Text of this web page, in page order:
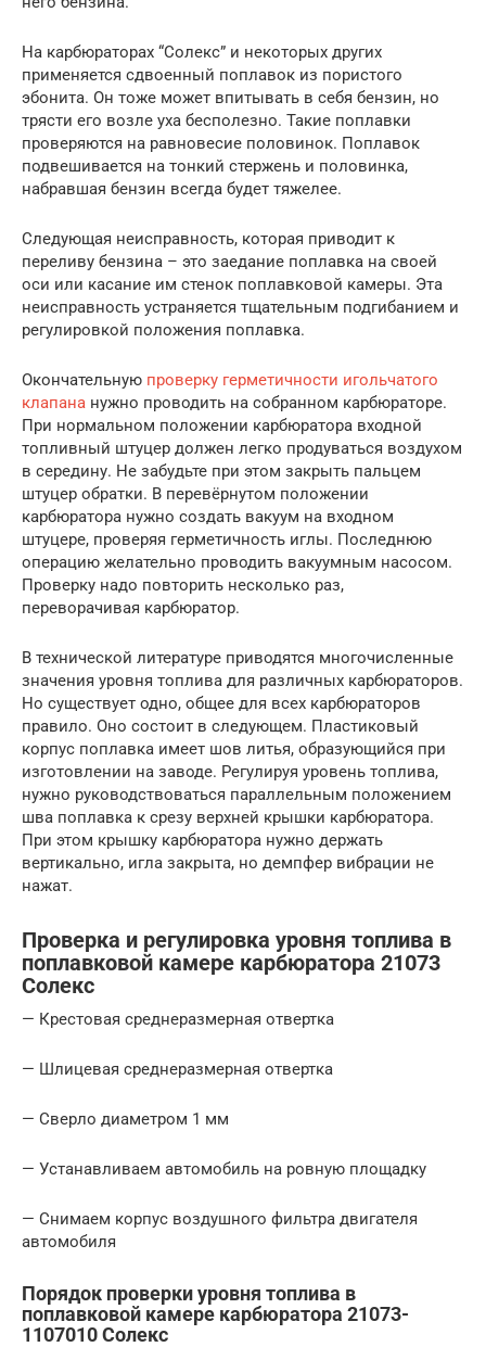
На карбюраторах “Солекс” и некоторых других
применяется сдвоенный поплавок из пористого
эбонита. Он тоже может впитывать в себя бензин, но
трясти его возле уха бесполезно. Такие поплавки
проверяются на равновесие половинок. Поплавок
подвешивается на тонкий стержень и половинка,
набравшая бензин всегда будет тяжелее.
Следующая неисправность, которая приводит к
переливу бензина – это заедание поплавка на своей
оси или касание им стенок поплавковой камеры. Эта
неисправность устраняется тщательным подгибанием и
регулировкой положения поплавка.
Окончательную проверку герметичности игольчатого
клапана нужно проводить на собранном карбюраторе.
При нормальном положении карбюратора входной
топливный штуцер должен легко продуваться воздухом
в середину. Не забудьте при этом закрыть пальцем
штуцер обратки. В перевёрнутом положении
карбюратора нужно создать вакуум на входном
штуцере, проверяя герметичность иглы. Последнюю
операцию желательно проводить вакуумным насосом.
Проверку надо повторить несколько раз,
переворачивая карбюратор.
В технической литературе приводятся многочисленные
значения уровня топлива для различных карбюраторов.
Но существует одно, общее для всех карбюраторов
правило. Оно состоит в следующем. Пластиковый
корпус поплавка имеет шов литья, образующийся при
изготовлении на заводе. Регулируя уровень топлива,
нужно руководствоваться параллельным положением
шва поплавка к срезу верхней крышки карбюратора.
При этом крышку карбюратора нужно держать
вертикально, игла закрыта, но демпфер вибрации не
нажат.
Проверка и регулировка уровня топлива в
поплавковой камере карбюратора 21073
Солекс
— Крестовая среднеразмерная отвертка
— Шлицевая среднеразмерная отвертка
— Сверло диаметром 1 мм
— Устанавливаем автомобиль на ровную площадку
— Снимаем корпус воздушного фильтра двигателя
автомобиля
Порядок проверки уровня топлива в
поплавковой камере карбюратора 21073-
1107010 Солекс